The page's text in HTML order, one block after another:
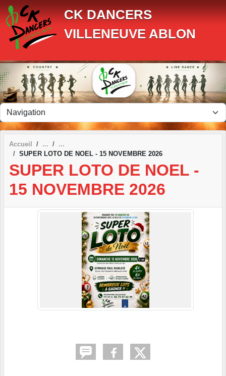
CK DANCERS
VILLENEUVE ABLON
Accueil
SUPER LOTO DE NOEL - 15 NOVEMBRE 2026
SUPER LOTO DE NOEL -
15 NOVEMBRE 2026
Panneau de gestion des cookies